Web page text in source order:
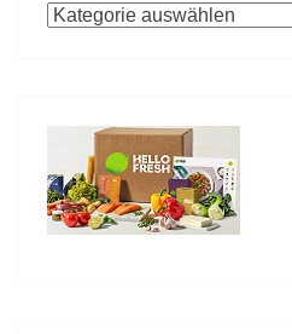
Kategorien